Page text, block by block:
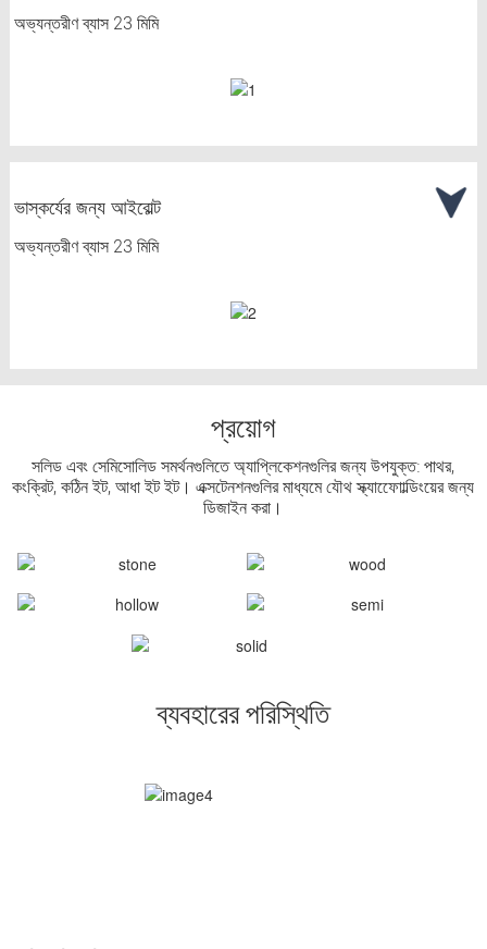
অভ্যন্তরীণ ব্যাস 23 মিমি
ভাস্কর্যের জন্য আইবোল্ট
অভ্যন্তরীণ ব্যাস 23 মিমি
প্রয়োগ
সলিড এবং সেমিসোলিড সমর্থনগুলিতে অ্যাপ্লিকেশনগুলির জন্য উপযুক্ত: পাথর,
কংক্রিট, কঠিন ইট, আধা ইট ইট। এক্সটেনশনগুলির মাধ্যমে যৌথ স্ক্যাফোোল্ডিংয়ের জন্য
ডিজাইন করা।
ব্যবহারের পরিস্থিতি